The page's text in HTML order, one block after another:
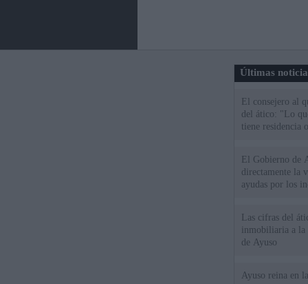
Últimas
El consejero al
del ático: "Lo
tiene residencia
El Gobierno de
directamente la
ayudas por los
Las cifras del
inmobiliaria a la
de Ayuso
Ayuso reina en